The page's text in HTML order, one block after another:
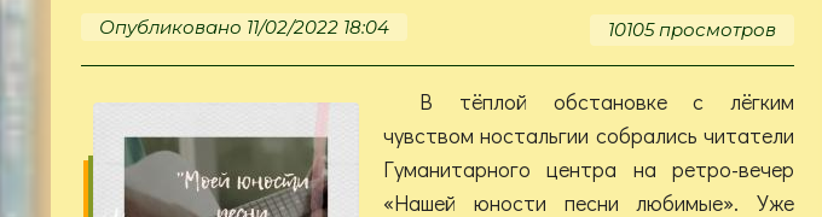
Опубликовано 11/02/2022 18:04 10105 просмотров
В тёплой обстановке с лёгким
чувством ностальгии собрались читатели
Гуманитарного центра на ретро-вечер
«Нашей юности песни любимые». Уже